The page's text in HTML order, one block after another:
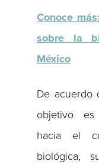
Conoce
sobre la
México
De acuerdo
objetivo es
hacia el
biológica,